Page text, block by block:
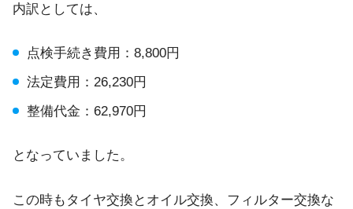
内訳としては、
点検手続き費用：8,800円
法定費用：26,230円
整備代金：62,970円
となっていました。
この時もタイヤ交換とオイル交換、フィルター交換な